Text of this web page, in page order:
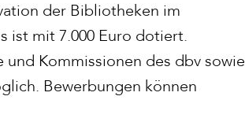
der Bibliotheken im
ist mit 7.000 Euro dotiert.
Kommissionen des dbv sowie
Bewerbungen können